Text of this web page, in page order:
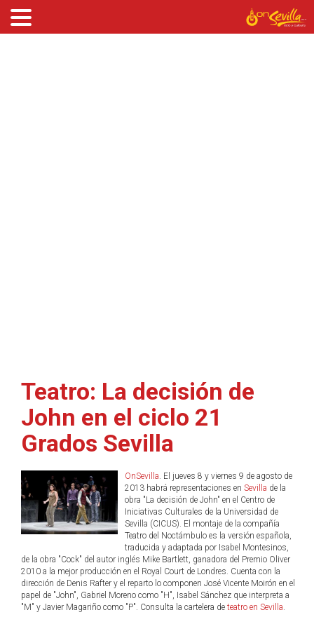
Teatro: La decisión de
John en el ciclo 21
Grados Sevilla
OnSevilla. El jueves 8 y viernes 9 de agosto de
2013 habrá representaciones en Sevilla de la
obra "La decisión de John" en el Centro de
Iniciativas Culturales de la Universidad de
Sevilla (CICUS). El montaje de la compañía
Teatro del Noctámbulo es la versión española,
traducida y adaptada por Isabel Montesinos,
de la obra "Cock" del autor inglés Mike Bartlett, ganadora del Premio Oliver
2010 a la mejor producción en el Royal Court de Londres. Cuenta con la
dirección de Denis Rafter y el reparto lo componen José Vicente Moirón en el
papel de "John", Gabriel Moreno como "H", Isabel Sánchez que interpreta a
"M" y Javier Magariño como "P". Consulta la cartelera de teatro en Sevilla.